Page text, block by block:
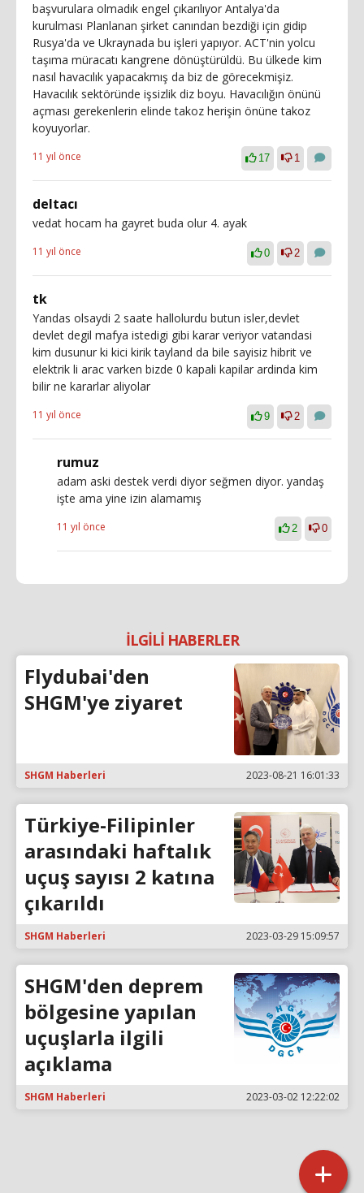
başvurulara olmadık engel çıkarılıyor Antalya'da
kurulması Planlanan şirket canından bezdiği için gidip
Rusya'da ve Ukraynada bu işleri yapıyor. ACT'nin yolcu
taşıma müracatı kangrene dönüştürüldü. Bu ülkede kim
nasıl havacılık yapacakmış da biz de görecekmişiz.
Havacılık sektöründe işsizlik diz boyu. Havacılığın önünü
açması gerekenlerin elinde takoz herişin önüne takoz
koyuyorlar.
11 yıl önce 17 1
deltacı
vedat hocam ha gayret buda olur 4. ayak
11 yıl önce 0 2
tk
Yandas olsaydi 2 saate hallolurdu butun isler,devlet
devlet degil mafya istedigi gibi karar veriyor vatandasi
kim dusunur ki kici kirik tayland da bile sayisiz hibrit ve
elektrik li arac varken bizde 0 kapali kapilar ardinda kim
bilir ne kararlar aliyolar
11 yıl önce 9 2
rumuz
adam aski destek verdi diyor seğmen diyor. yandaş
işte ama yine izin alamamış
11 yıl önce 2 0
İLGİLİ HABERLER
Flydubai'den
SHGM'ye ziyaret
SHGM Haberleri 2023-08-21 16:01:33
Türkiye-Filipinler
arasındaki haftalık
uçuş sayısı 2 katına
çıkarıldı
SHGM Haberleri 2023-03-29 15:09:57
SHGM'den deprem
bölgesine yapılan
uçuşlarla ilgili
açıklama
SHGM Haberleri 2023-03-02 12:22:02